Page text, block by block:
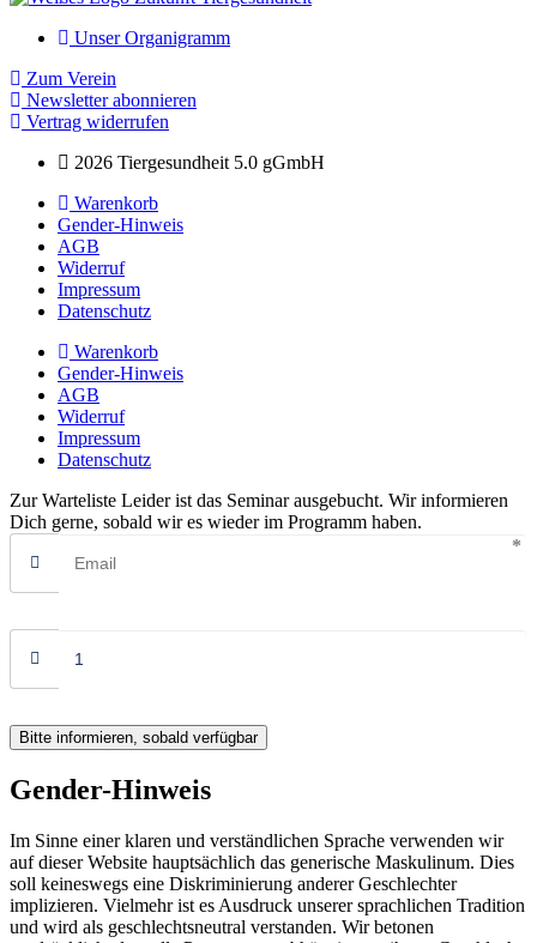
Unser Organigramm
Zum Verein
Newsletter abonnieren
Vertrag widerrufen
2026 Tiergesundheit 5.0 gGmbH
Warenkorb
Gender-Hinweis
AGB
Widerruf
Impressum
Datenschutz
Warenkorb
Gender-Hinweis
AGB
Widerruf
Impressum
Datenschutz
Zur Warteliste Leider ist das Seminar ausgebucht. Wir informieren
Dich gerne, sobald wir es wieder im Programm haben.
Bitte informieren, sobald verfügbar
Gender-Hinweis
Im Sinne einer klaren und verständlichen Sprache verwenden wir
auf dieser Website hauptsächlich das generische Maskulinum. Dies
soll keineswegs eine Diskriminierung anderer Geschlechter
implizieren. Vielmehr ist es Ausdruck unserer sprachlichen Tradition
und wird als geschlechtsneutral verstanden. Wir betonen